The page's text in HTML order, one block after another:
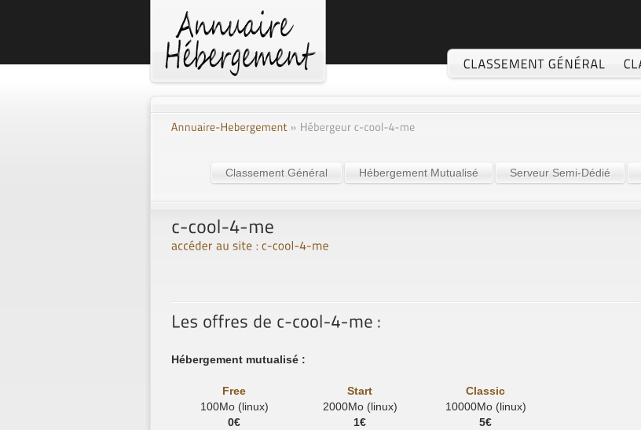
Classement Général Hébergement Mutualisé Serveur Semi-Dédié
Hébergement mutualisé :
Free
100Mo (linux)
0€
Start
2000Mo (linux)
1€
Classic
10000Mo (linux)
5€